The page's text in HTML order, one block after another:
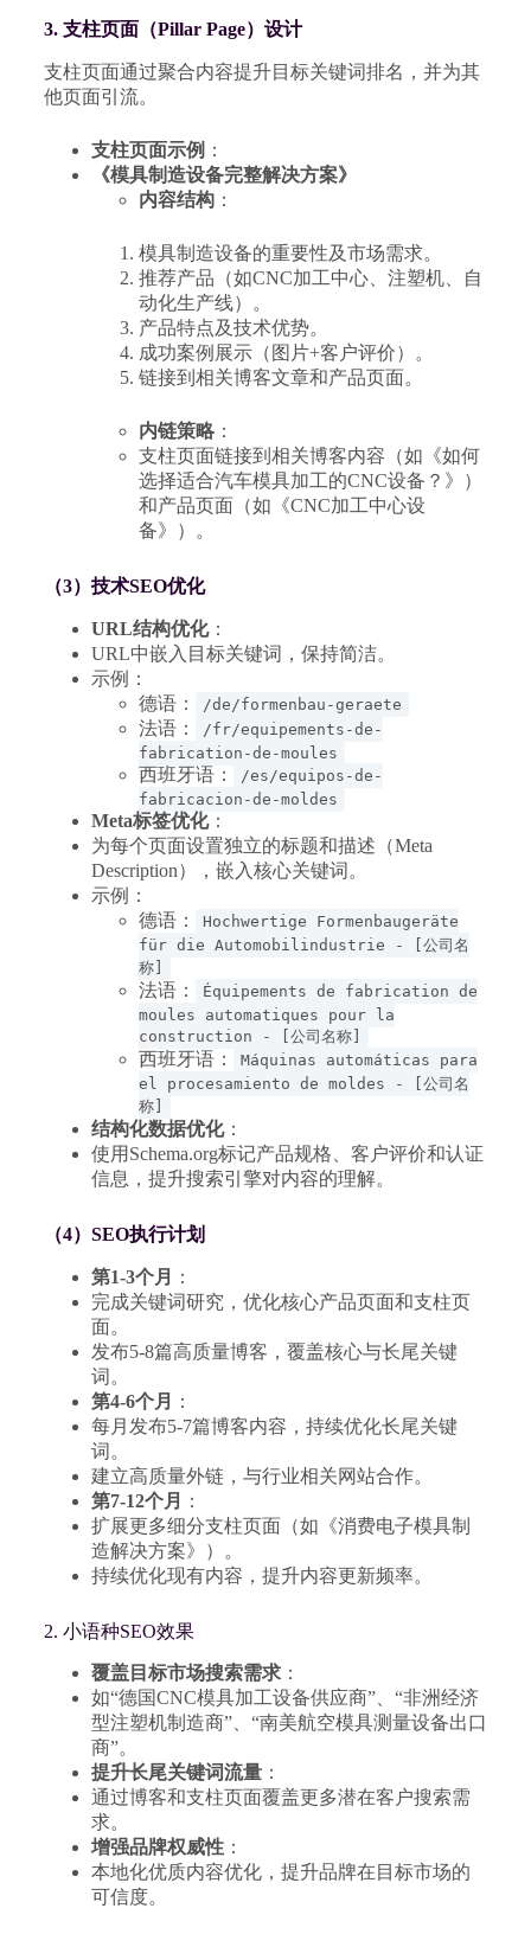
3. 支柱页面（Pillar Page）设计
支柱页面通过聚合内容提升目标关键词排名，并为其
他页面引流。
支柱页面示例 ：
《模具制造设备完整解决方案》
内容结构：
模具制造设备的重要性及市场需求。
推荐产品（如CNC加工中心、注塑机、自
动化生产线）。
产品特点及技术优势。
成功案例展示（图片+客户评价）。
链接到相关博客文章和产品页面。
内链策略：
支柱页面链接到相关博客内容（如《如何
选择适合汽车模具加工的CNC设备？》）
和产品页面（如《CNC加工中心设
备》）。
（3）技术SEO优化
URL结构优化：
URL中嵌入目标关键词，保持简洁。
示例：
德语：
/de/formenbau-geraete
法语：
/fr/equipements-de-
fabrication-de-moules
西班牙语：
/es/equipos-de-
fabricacion-de-moldes
Meta标签优化：
为每个页面设置独立的标题和描述（Meta
Description），嵌入核心关键词。
示例：
德语：
Hochwertige Formenbaugeräte
für die Automobilindustrie - [公司名
称]
法语：
Équipements de fabrication de
moules automatiques pour la
construction - [公司名称]
西班牙语：
Máquinas automáticas para
el procesamiento de moldes - [公司名
称]
结构化数据优化：
使用Schema.org标记产品规格、客户评价和认证
信息，提升搜索引擎对内容的理解。
（4）SEO执行计划
第1-3个月
：
完成关键词研究，优化核心产品页面和支柱页
面。
发布5-8篇高质量博客，覆盖核心与长尾关键
词。
第4-6个月
：
每月发布5-7篇博客内容，持续优化长尾关键
词。
建立高质量外链，与行业相关网站合作。
第7-12个月
：
扩展更多细分支柱页面（如《消费电子模具制
造解决方案》）。
持续优化现有内容，提升内容更新频率。
2. 小语种SEO效果
覆盖目标市场搜索需求：
如“德国CNC模具加工设备供应商”、“非洲经济
型注塑机制造商”、“南美航空模具测量设备出口
商”。
提升长尾关键词流量：
通过博客和支柱页面覆盖更多潜在客户搜索需
求。
增强品牌权威性：
本地化优质内容优化，提升品牌在目标市场的
可信度。